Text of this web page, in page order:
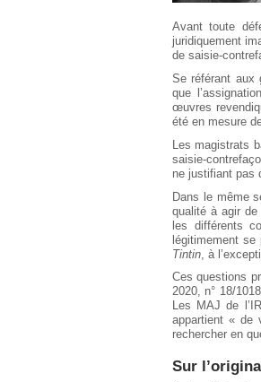
Avant toute
juridiquement
de saisie-
Se référant aux
que
œuvres
été en mesure
Les magistrats
saisie-
ne justifiant pas
Dans le même
qualité à agir de
les différents
légitimement se
Tintin , à
Ces questions
2020, n° 18/
Les MAJ de
appartient « de
rechercher en
Sur